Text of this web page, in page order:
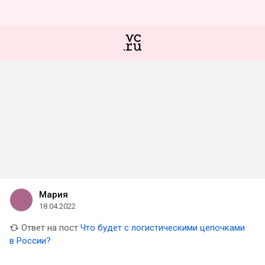
Мария
18.04.2022
Ответ на пост Что будет с логистическими цепочками
в России?